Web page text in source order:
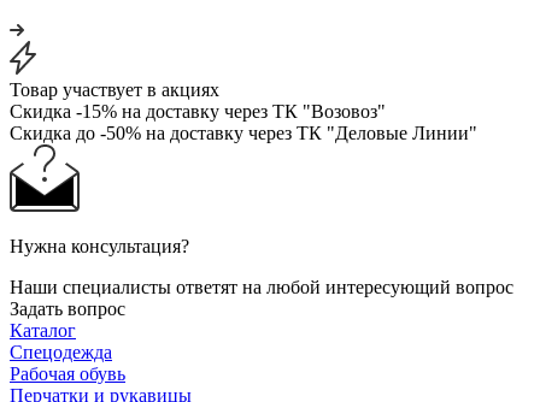
Товар участвует в акциях
Скидка -15% на доставку через ТК "Возовоз"
Скидка до -50% на доставку через ТК "Деловые Линии"
Нужна консультация?
Наши специалисты ответят на любой интересующий вопрос
Задать вопрос
Каталог
Спецодежда
Рабочая обувь
Перчатки и рукавицы